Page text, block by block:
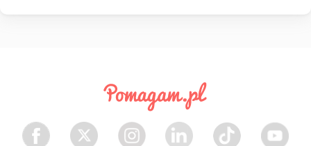
Facebook Twitter Instagram LinkedIn TikTok Youtube